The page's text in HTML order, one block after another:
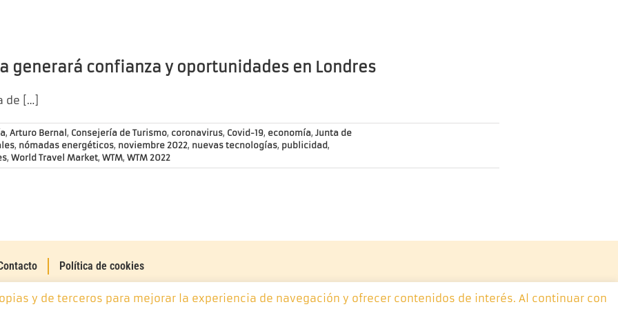
generará confianza y oportunidades en Londres
de […]
, Arturo Bernal , Consejería de Turismo, coronavirus, Covid-19, economía, Junta de
, nómadas energéticos, noviembre 2022, nuevas tecnologías, publicidad,
, World Travel Market, WTM, WTM 2022
Política de cookies
y de terceros para mejorar la experiencia de navegación y ofrecer contenidos de interés. Al continuar con